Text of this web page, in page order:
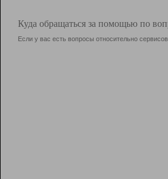
Куда обращаться за помощью по
Если у вас есть вопросы относительно